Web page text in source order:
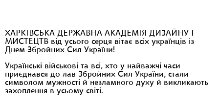
ХАРКІВСЬКА ДЕРЖАВНА АКАДЕМІЯ ДИЗАЙНУ І
МИСТЕЦТВ від усього серця вітає всіх українців із
Днем Збройних Сил України!
Українські військові та всі, хто у найважчі часи
приєднався до лав Збройних Сил України, стали
символом мужності й незламного духу й викликають
захоплення в усьому світі.